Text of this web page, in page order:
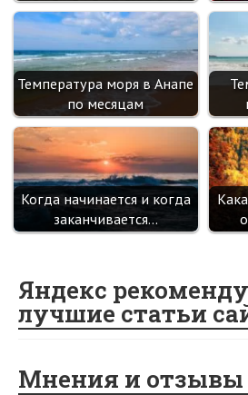
Температура моря в Анапе
по месяцам
Когда начинается и когда
заканчивается…
Яндекс
лучшие статьи
Мнения и отзывы